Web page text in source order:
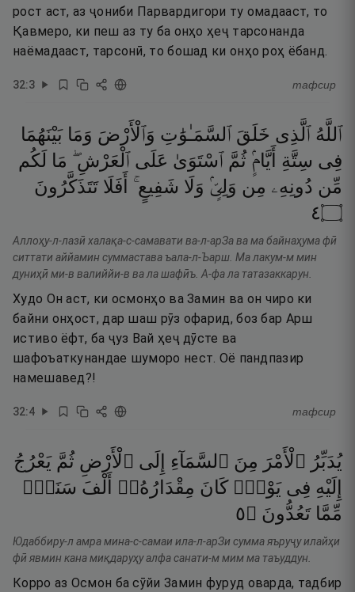
рост аст, аз ҷониби Парвардигори ту омадааст, то
Қавмеро, ки пеш аз ту ба онҳо ҳеҷ тарсонанда
наёмадааст, тарсонӣ, то бошад ки онҳо роҳ ёбанд.
32:3 тафсир
ٱللَّهُ ٱلَّذِى خَلَقَ ٱلسَّمَـٰوَٰتِ وَٱلْأَرْضَ وَمَا بَيْنَهُمَا
فِى سِتَّةِ أَيَّامٍۢ ثُمَّ ٱسْتَوَىٰ عَلَى ٱلْعَرْشِ ۖ مَا لَكُم
مِّن دُونِهِۦ مِن وَلِىٍّۢ وَلَا شَفِيعٍ ۚ أَفَلَا تَتَذَكَّرُونَ
۝٤
Аллоҳу-л-лазӣ халақа-с-самавати ва-л-арЗа ва ма байнаҳума фӣ
ситтати аййамин суммастава ъала-л-Ъарш. Ма лакум-м мин
дуниҳӣ ми-в валиййи-в ва ла шафӣъ. А-фа ла татазаккарун.
Худо Он аст, ки осмонҳо ва Замин ва он чиро ки
байни онҳост, дар шаш рӯз офарид, боз бар Арш
истиво ёфт, ба ҷуз Вай ҳеҷ дӯсте ва
шафоъаткунандае шуморо нест. Оё пандпазир
намешавед?!
32:4 тафсир
يُدَبِّرُ ٱلْأَمْرَ مِنَ ٱلسَّمَآءِ إِلَى ٱلْأَرْضِ ثُمَّ يَعْرُجُ
إِلَيْهِ فِى يَوْمٍۢ كَانَ مِقْدَارُهُۥٓ أَلْفَ سَنَةٍۢ
مِّمَّا تَعُدُّونَ ۝٥
Юдаббиру-л амра мина-с-самаи ила-л-арЗи сумма яъруҷу илайҳи
фӣ явмин кана миқдаруҳу алфа санати-м мим ма таъуддун.
Корро аз Осмон ба сӯйи Замин фуруд оварда, тадбир